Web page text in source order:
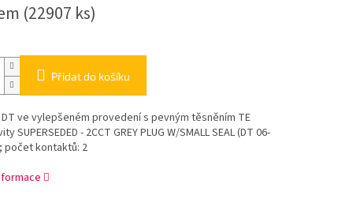
(22907 ks)
Přidat do košíku
ve vylepšeném provedení s pevným těsněním TE
SUPERSEDED - 2CCT GREY PLUG W/SMALL SEAL (DT 06-
počet kontaktů: 2